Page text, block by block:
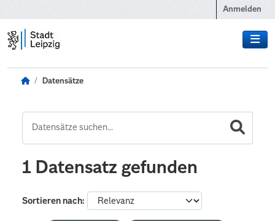
Anmelden
Datensätze
1 Datensatz gefunden
Sortieren nach